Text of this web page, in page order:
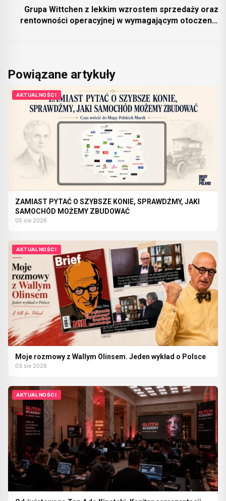
Grupa Wittchen z lekkim wzrostem sprzedaży oraz
rentowności operacyjnej w wymagającym otoczeniu
Powiązane artykuły
AKTUALNOŚCI
ZAMIAST PYTAĆ O SZYBSZE KONIE, SPRAWDŹMY, JAKI
SAMOCHÓD MOŻEMY ZBUDOWAĆ
05 sie 2026
AKTUALNOŚCI
Moje rozmowy z Wallym Olinsem. Jeden wykład o Polsce
03 sie 2026
AKTUALNOŚCI